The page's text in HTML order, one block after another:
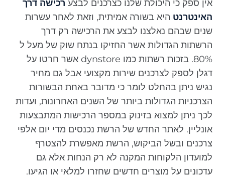
אין ספק כי היכולת שלנו כצרכנים לבצערכישה דרך
האינטרנטהיא בשורה אמיתית, וזאת לאחר עשרות
שנים שבהם נאלצנו לבצע את הרכישה רק דרך
הרשתות הגדולות אשר החזיקו בנתח שוק של מעל ל
80%. בזכות רשתות כמו dynstore אשר חרטו על
דגלן לספק לצרכנים שירות מקצועי אבל גם מחיר
נגיש ניתן בהחלט לומר כי מדובר באחת הבשורות
הצרכניות הגדולות ביותר של השנים האחרונות, ועדות
לכך ניתן למצוא בזינוק במספר הרכישות המתבצעות
אונליין. לאתר החדש של הרשת נכנסים מדי יום אלפי
צרכנים ובשל הביקוש, הרשת מאפשרת להצטרף
למועדון הלקוחות המקנה לא רק הנחות אלא גם
עדכונים על מוצרים חדשים שחזרו למלאי או הגיעו.